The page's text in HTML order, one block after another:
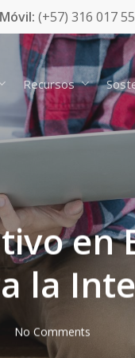
Móvil: (+57) 316 017
Recursos
en
la
No Comments